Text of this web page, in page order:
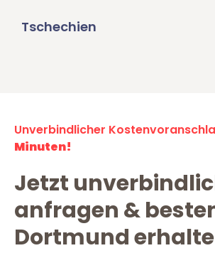
Tschechien
Unverbindlicher
Minuten!
Jetzt
anfragen &
Dortmund